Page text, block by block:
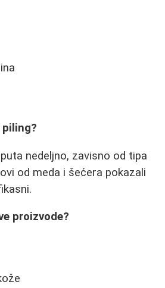
nedeljno, zavisno od tipa
od meda i šećera pokazali
proizvode?